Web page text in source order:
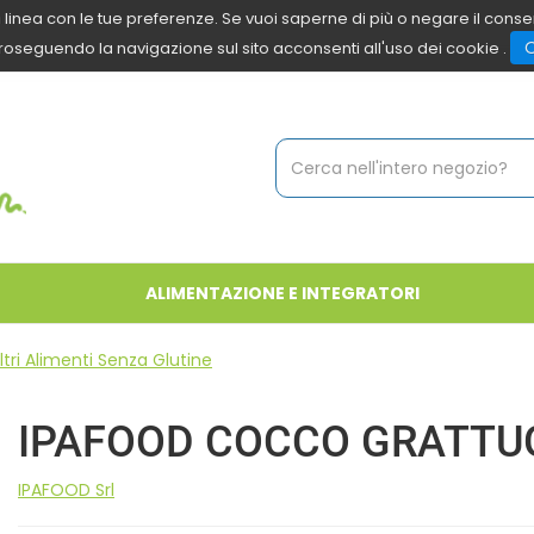
con le tue preferenze. Se vuoi saperne di più o negare il
la navigazione sul sito acconsenti all'uso dei cookie .
Cerca
Prodotto
ALIMENTAZIONE E INTEGRATORI
Alimenti Senza Glutine
IPAFOOD COCCO
IPAFOOD Srl